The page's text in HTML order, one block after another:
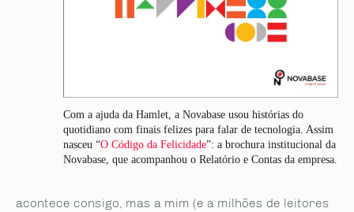
Com a ajuda da Hamlet, a Novabase usou histórias do
quotidiano com finais felizes para falar de tecnologia. Assim
nasceu “O Código da Felicidade”: a brochura institucional da
Novabase, que acompanhou o Relatório e Contas da empresa.
acontece consigo, mas a mim (e a milhões de leitores